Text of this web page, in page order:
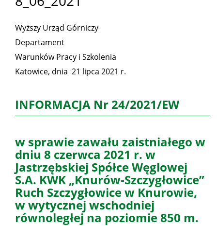
Wyższy Urząd Górniczy
Departament
Warunków Pracy i Szkolenia
Katowice, dnia 21 lipca 2021 r.
INFORMACJA Nr 24/2021/EW
w sprawie zawału zaistniałego w
dniu 8 czerwca 2021 r. w
Jastrzębskiej Spółce Węglowej
S.A. KWK „Knurów-Szczygłowice”
Ruch Szczygłowice w Knurowie,
w wytycznej wschodniej
równoległej na poziomie 850 m.